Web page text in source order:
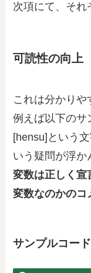
次項にて、それ
可読性の向上
これは分かりや
例えば以下のサ
[hensu]という文
いう疑問が浮
変数は正しく宣
変数なのかのコ
サンプルコード